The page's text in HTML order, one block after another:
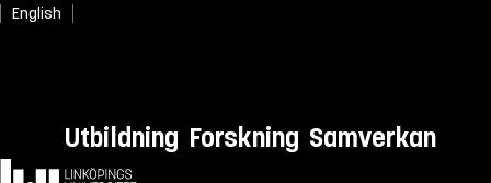
English
Utbildning Forskning Samverkan
Hem